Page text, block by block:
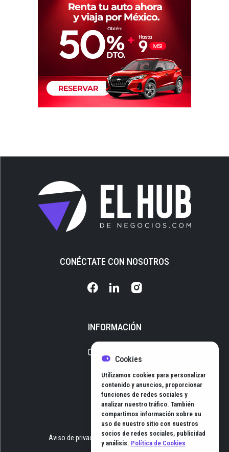
INFORMACIÓN
Quiénes somos
Newsletter
Contacto
CONÉCTATE CON NOSOTROS
Aviso de privacidad Términos y Condiciones
Cookies
Utilizamos cookies para personalizar
contenido y anuncios, proporcionar
funciones de redes sociales y
analizar nuestro tráfico. También
compartimos información sobre su
uso de nuestro sitio con nuestros
socios de redes sociales, publicidad
y análisis. Política de Cookies